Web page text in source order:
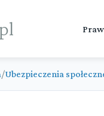
/Ubezpieczenia